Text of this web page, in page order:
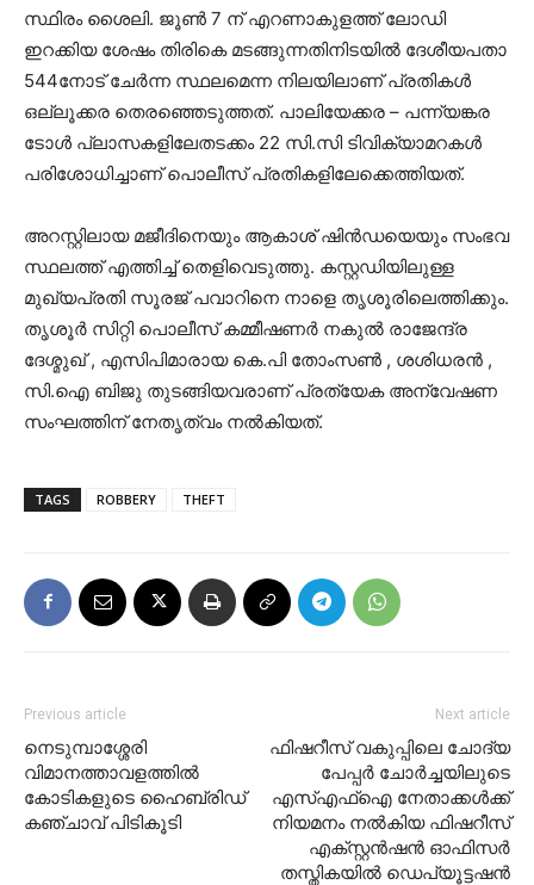
സ്ഥിരം ശൈലി. ജൂൺ 7 ന് എറണാകുളത്ത് ലോഡി
ഇറക്കിയ ശേഷം തിരികെ മടങ്ങുന്നതിനിടയിൽ ദേശീയപതാ
544നോട് ചേർന്ന സ്ഥലമെന്ന നിലയിലാണ് പ്രതികൾ
ഒല്ലൂക്കര തെരഞ്ഞെടുത്തത്. പാലിയേക്കര – പന്ന്യങ്കര
ടോൾ പ്ലാസകളിലേതടക്കം 22 സി.സി ടിവിക്യാമറകൾ
പരിശോധിച്ചാണ് പൊലീസ് പ്രതികളിലേക്കെത്തിയത്.
അറസ്റ്റിലായ മജീദിനെയും ആകാശ് ഷിൻഡയെയും സംഭവ
സ്ഥലത്ത് എത്തിച്ച് തെളിവെടുത്തു. കസ്റ്റഡിയിലുള്ള
മുഖ്യപ്രതി സൂരജ് പവാറിനെ നാളെ തൃശൂരിലെത്തിക്കും.
തൃശൂർ സിറ്റി പൊലീസ് കമ്മീഷണർ നകുൽ രാജേന്ദ്ര
ദേശ്മുഖ് , എസിപിമാരായ കെ.പി തോംസൺ , ശശിധരൻ ,
സി.ഐ ബിജു തുടങ്ങിയവരാണ് പ്രത്യേക അന്വേഷണ
സംഘത്തിന് നേതൃത്വം നൽകിയത്.
TAGS ROBBERY THEFT
Previous article
നെടുമ്പാശ്ശേരി
വിമാനത്താവളത്തിൽ
കോടികളുടെ ഹൈബ്രിഡ്
കഞ്ചാവ് പിടികൂടി
Next article
ഫിഷറീസ് വകുപ്പിലെ ചോദ്യ
പേപ്പർ ചോർച്ചയിലുടെ
എസ്എഫ്ഐ നേതാക്കൾക്ക്
നിയമനം നൽകിയ ഫിഷറീസ്
എക്സ്റ്റൻഷൻ ഓഫിസർ
തസ്തികയിൽ ഡെപ്യൂട്ടഷൻ